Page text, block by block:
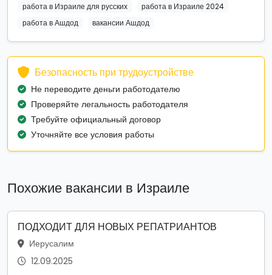
работа в Израиле для русских
работа в Израиле 2024
работа в Ашдод
вакансии Ашдод
Безопасность при трудоустройстве
Не переводите деньги работодателю
Проверяйте легальность работодателя
Требуйте официальный договор
Уточняйте все условия работы
Похожие вакансии в Израиле
ПОДХОДИТ ДЛЯ НОВЫХ РЕПАТРИАНТОВ
Иерусалим
12.09.2025